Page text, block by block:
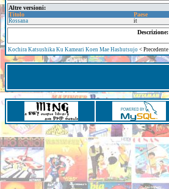
Altre versioni:
Titolo
Paese
Rossana it
Descrizione:
Kochira Katsushika Ku Kameari Koen Mae Hashutsujo < Precedente